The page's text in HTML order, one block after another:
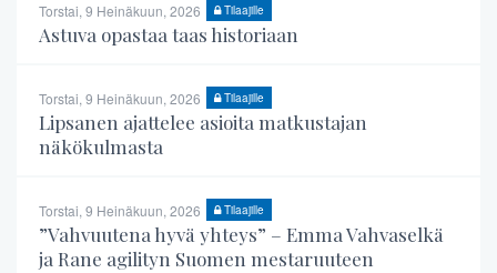
Torstai, 9 Heinäkuun, 2026 Tilaajille
Astuva opastaa taas historiaan
Torstai, 9 Heinäkuun, 2026 Tilaajille
Lipsanen ajattelee asioita matkustajan
näkökulmasta
Torstai, 9 Heinäkuun, 2026 Tilaajille
”Vahvuutena hyvä yhteys” – Emma Vahvaselkä
ja Rane agilityn Suomen mestaruuteen